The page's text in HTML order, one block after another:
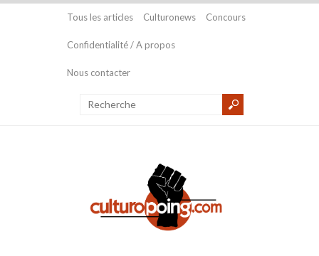
Tous les articles Culturonews Concours
Confidentialité / A propos
Nous contacter